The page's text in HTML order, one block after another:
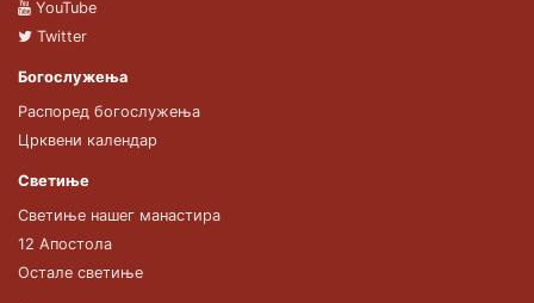
YouTube
Twitter
Богослужења
Распоред богослужења
Црквени календар
Светиње
Светиње нашег манастира
12 Апостола
Остале светиње